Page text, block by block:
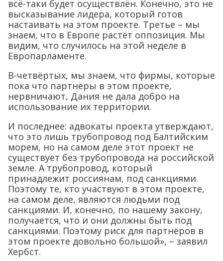
всё-таки будет осуществлён. Конечно, это не
высказывание лидера, который готов
настаивать на этом проекте. Третье – мы
знаем, что в Европе растёт оппозиция. Мы
видим, что случилось на этой неделе в
Европарламенте.
В-четвёртых, мы знаем, что фирмы, которые
пока что партнёры в этом проекте,
нервничают, Дания не дала добро на
использование их территории.
И последнее: адвокаты проекта утверждают,
что это лишь трубопровод под Балтийским
морем, но на самом деле этот проект не
существует без трубопровода на российской
земле. А трубопровод, который
принадлежит россиянам, под санкциями.
Поэтому те, кто участвуют в этом проекте,
на самом деле, являются людьми под
санкциями. И, конечно, по нашему закону,
получается, что и они должны быть под
санкциями. Поэтому риск для партнёров в
этом проекте довольно большой», – заявил
Хербст.